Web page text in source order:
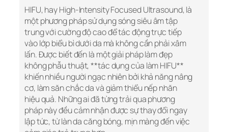
HIFU, hay High-Intensity Focused Ultrasound, là
một phương pháp sử dụng sóng siêu âm tập
trung với cường độ cao để tác động trực tiếp
vào lớp biểu bì dưới da mà không cần phải xâm
lấn. Được biết đến là một giải pháp làm đẹp
không phẫu thuật, **tác dụng của làm HIFU**
khiến nhiều người ngạc nhiên bởi khả năng nâng
cơ, làm săn chắc da và giảm thiểu nếp nhăn
hiệu quả. Những ai đã từng trải qua phương
pháp này đều cảm nhận được sự thay đổi ngay
lập tức, từ làn da căng bóng, mịn màng đến việc